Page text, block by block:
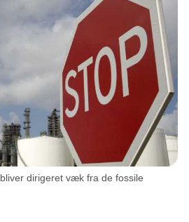
dirigeret væk fra de fossile